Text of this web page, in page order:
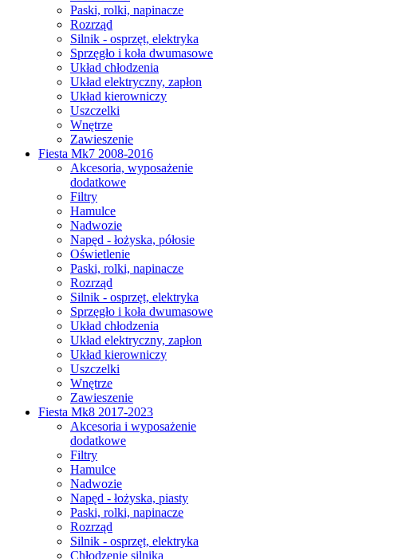
Paski, rolki, napinacze
Rozrząd
Silnik - osprzęt, elektryka
Sprzęgło i koła dwumasowe
Układ chłodzenia
Układ elektryczny, zapłon
Układ kierowniczy
Uszczelki
Wnętrze
Zawieszenie
Fiesta Mk7 2008-2016
Akcesoria, wyposażenie
dodatkowe
Filtry
Hamulce
Nadwozie
Napęd - łożyska, półosie
Oświetlenie
Paski, rolki, napinacze
Rozrząd
Silnik - osprzęt, elektryka
Sprzęgło i koła dwumasowe
Układ chłodzenia
Układ elektryczny, zapłon
Układ kierowniczy
Uszczelki
Wnętrze
Zawieszenie
Fiesta Mk8 2017-2023
Akcesoria i wyposażenie
dodatkowe
Filtry
Hamulce
Nadwozie
Napęd - łożyska, piasty
Paski, rolki, napinacze
Rozrząd
Silnik - osprzęt, elektryka
Chłodzenie silnika